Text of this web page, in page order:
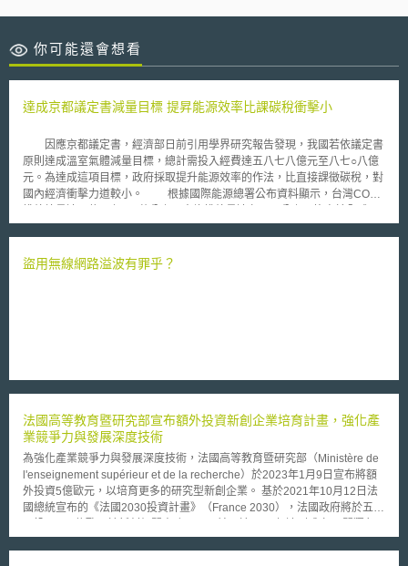
你可能還會想看
達成京都議定書減量目標 提昇能源效率比課碳稅衝擊小
因應京都議定書，經濟部日前引用學界研究報告發現，我國若依議定書
原則達成溫室氣體減量目標，總計需投入經費達五八七八億元至八七○八億
元。為達成這項目標，政府採取提升能源效率的作法，比直接課徵碳稅，對
國內經濟衝擊力道較小。 根據國際能源總署公布資料顯示，台灣CO2
均值，每單位CO2排放所創造的GDP為一．八九（美元／公斤CO2）也較
因，除政策上採非強制處理態度外，過去十年間，石化、鋼鐵等高耗能產業
○年水準，則減量成本將達新台幣五八七八億元至八七○八億元。 而學
每公噸CO2排放課徵六○○元碳稅時，對經濟成長衝擊為負○．六％，調高至
七五○元時，所造成的衝擊則更達負○．七一％。
盜用無線網路溢波有罪乎？
法國高等教育暨研究部宣布額外投資新創企業培育計畫，強化產
業競爭力與發展深度技術
為強化產業競爭力與發展深度技術，法國高等教育暨研究部（Ministère de
l'enseignement supérieur et de la recherche）於2023年1月9日宣布將額
外投資5億歐元，以培育更多的研究型新創企業。 基於2021年10月12日法
國總統宣布的《法國2030投資計畫》（France 2030），法國政府將於五年
獸公司的中期目標。為進一步提高學研機構以研發成果衍生新創之數量，讓